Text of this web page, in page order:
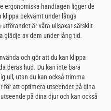
ergonomiska handtagen ligger de
klippa bekvämt under långa
är våra ullsaxar särskilt
glädje av dem under lång tid.
och gör att du kan klippa
deras hud. Du kan inte bara
ull, utan du kan också trimma
för att optimera utseendet på dina
på dina djur och kan också